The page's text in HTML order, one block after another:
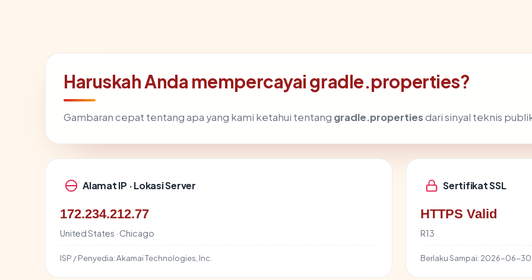
Haruskah Anda mempercayai gradle.properties?
Gambaran cepat tentang apa yang kami ketahui tentang gradle.propertiesdari sinyal teknis
Alamat IP · Lokasi Server
172.234.212.77
United States · Chicago
ISP / Penyedia:Akamai Technologies, Inc.
Sertifikat SSL
HTTPS Valid
R13
Berlaku Sampai: 2026-06-30